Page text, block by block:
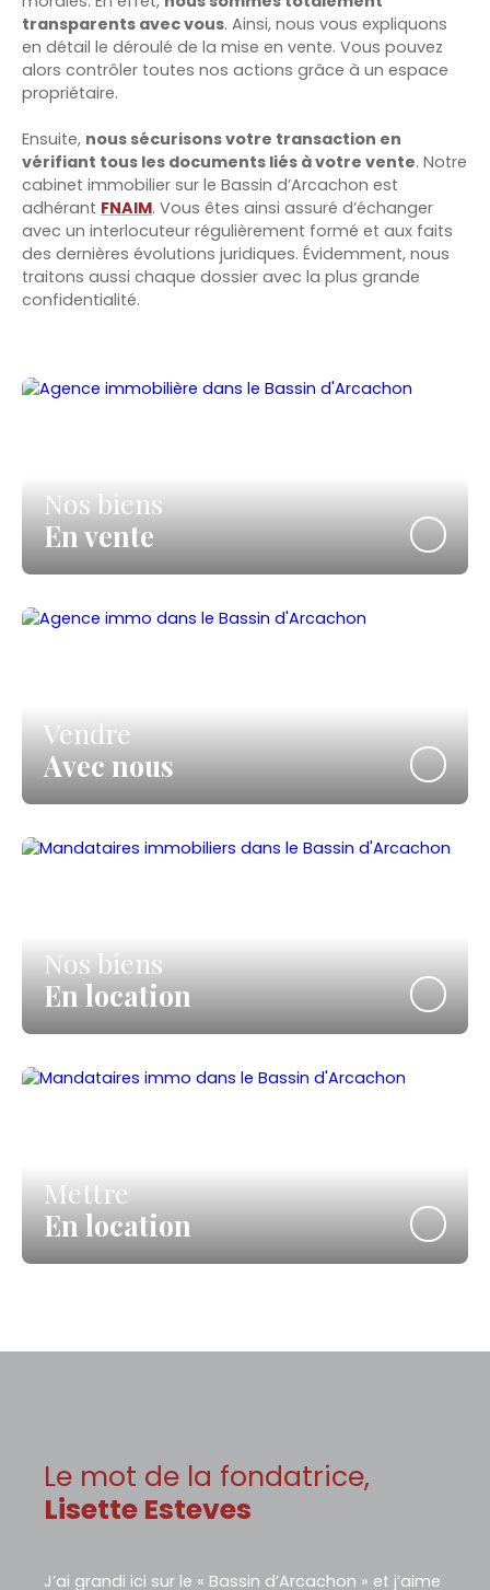
transparents avec vous. Ainsi, nous vous expliquons
en détail le déroulé de la mise en vente. Vous pouvez
alors contrôler toutes nos actions grâce à un espace
propriétaire.
Ensuite, nous sécurisons votre transaction en
vérifiant tous les documents liés à votre vente. Notre
cabinet immobilier sur le Bassin d’Arcachon est
adhérant FNAIM. Vous êtes ainsi assuré d’échanger
avec un interlocuteur régulièrement formé et aux faits
des dernières évolutions juridiques. Évidemment, nous
traitons aussi chaque dossier avec la plus grande
confidentialité.
Nos biens
En vente
Vendre
Avec nous
Nos biens
En location
Mettre
En location
Le mot de la fondatrice,
Lisette Esteves
J’ai grandi ici sur le « Bassin d’Arcachon » et j’aime